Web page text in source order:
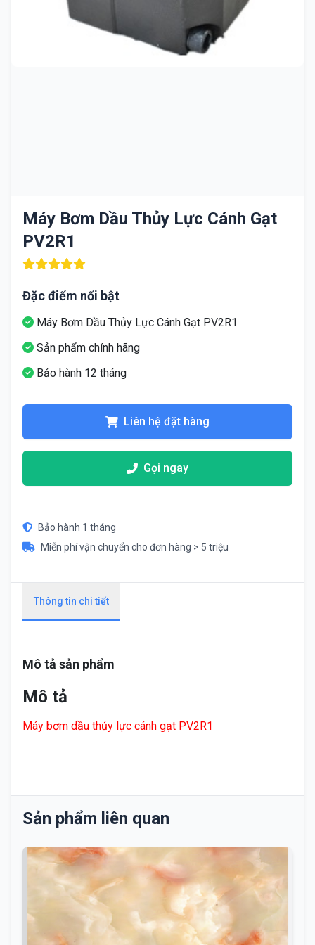
Máy Bơm Dầu Thủy Lực Cánh Gạt
PV2R1
Đặc điểm nổi bật
Máy Bơm Dầu Thủy Lực Cánh Gạt PV2R1
Sản phẩm chính hãng
Bảo hành 12 tháng
Liên hệ đặt hàng
Gọi ngay
Bảo hành 1 tháng
Miễn phí vận chuyển cho đơn hàng > 5 triệu
Thông tin chi tiết
Mô tả sản phẩm
Mô tả
Máy bơm dầu thủy lực cánh gạt PV2R1
Sản phẩm liên quan